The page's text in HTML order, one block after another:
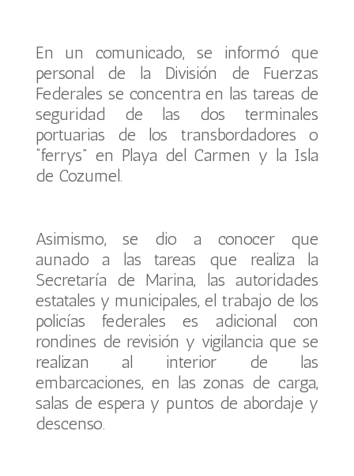
En un comunicado, se informó que
personal de la División de Fuerzas
Federales se concentra en las tareas de
seguridad de las dos terminales
portuarias de los transbordadores o
“ferrys” en Playa del Carmen y la Isla
de Cozumel.
Asimismo, se dio a conocer que
aunado a las tareas que realiza la
Secretaría de Marina, las autoridades
estatales y municipales, el trabajo de los
policías federales es adicional con
rondines de revisión y vigilancia que se
realizan al interior de las
embarcaciones, en las zonas de carga,
salas de espera y puntos de abordaje y
descenso.